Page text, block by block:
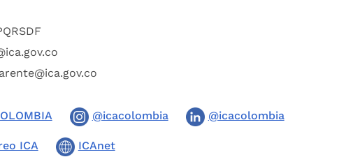
@icacolombia @icacolombia
ICA ICAnet